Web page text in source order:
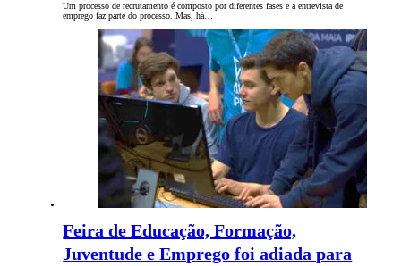
Um processo de recrutamento é composto por diferentes fases e a entrevista de
emprego faz parte do processo. Mas, há…
Feira de Educação, Formação,
Juventude e Emprego foi adiada para